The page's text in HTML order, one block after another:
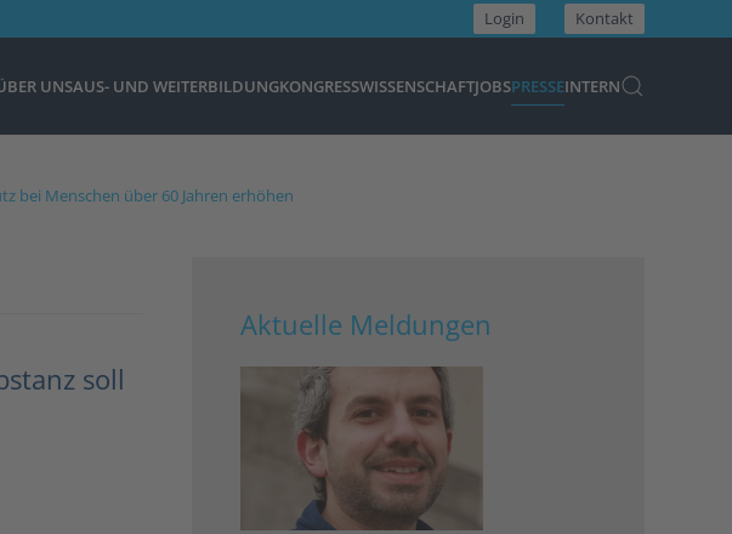
Login Kontakt
UNSAUS- UND WEITERBILDUNGKONGRESSWISSENSCHAFTJOBSPRESSEINTERN
bei Menschen über 60 Jahren erhöhen
soll
Aktuelle Meldungen